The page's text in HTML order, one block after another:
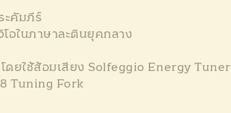
ะคัมภีร์
อในภาษาละตินยุคกลาง
ยใช้ส้อมเสียง Solfeggio Energy
Tuning Fork